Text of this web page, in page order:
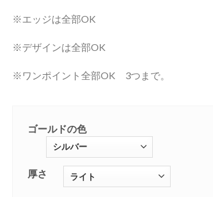
※エッジは全部OK
※デザインは全部OK
※ワンポイント全部OK 3つまで。
ゴールドの色
厚さ